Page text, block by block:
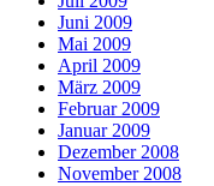
Juni 2009
Mai 2009
April 2009
März 2009
Februar 2009
Januar 2009
Dezember 2008
November 2008